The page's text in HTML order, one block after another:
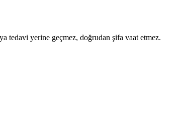
tedavi yerine geçmez, doğrudan şifa vaat etmez.